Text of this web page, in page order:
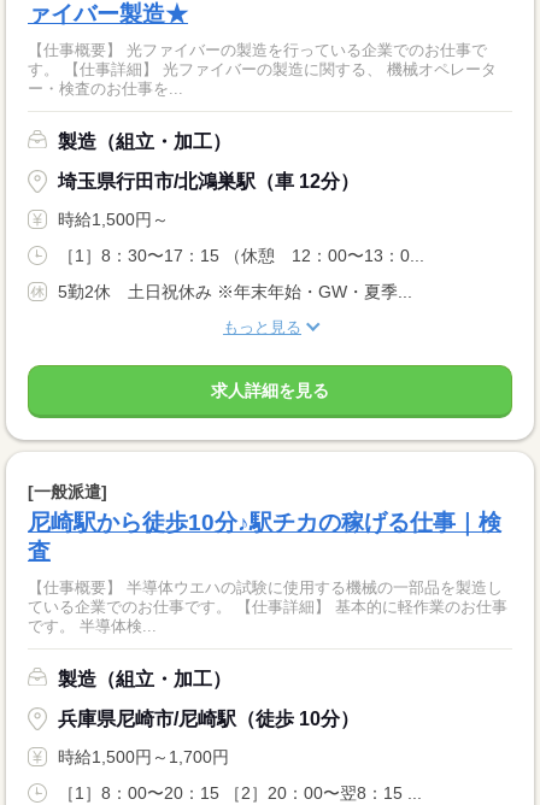
ァイバー製造★
【仕事概要】 光ファイバーの製造を行っている企業でのお仕事で
す。 【仕事詳細】 光ファイバーの製造に関する、 機械オペレータ
ー・検査のお仕事を...
製造（組立・加工）
埼玉県行田市/北鴻巣駅（車 12分）
時給1,500円～
［1］8：30〜17：15 （休憩 12：00〜13：0...
5勤2休 土日祝休み ※年末年始・GW・夏季...
もっと見る
求人詳細を見る
[一般派遣]
尼崎駅から徒歩10分♪駅チカの稼げる仕事｜検
査
【仕事概要】 半導体ウエハの試験に使用する機械の一部品を製造し
ている企業でのお仕事です。 【仕事詳細】 基本的に軽作業のお仕事
です。 半導体検...
製造（組立・加工）
兵庫県尼崎市/尼崎駅（徒歩 10分）
時給1,500円～1,700円
［1］8：00〜20：15 ［2］20：00〜翌8：15 ...